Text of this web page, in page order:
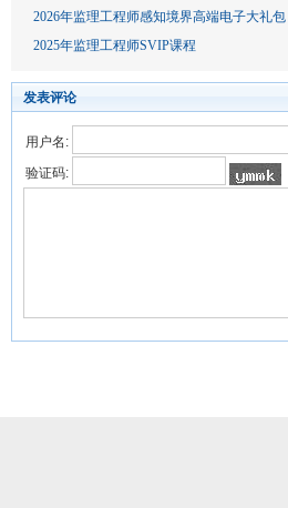
2026年监理工程师感知境界高端电子大礼包
2025年监理工程师SVIP课程
发表评论
用户名:
验证码: